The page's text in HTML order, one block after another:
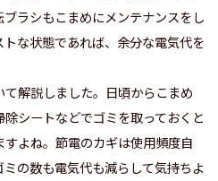
ラシもこまめにメンテナンスをし
な状態であれば、余分な電気代を
解説しました。日頃からこまめ
シートなどでゴミを取っておくと
よね。節電のカギは使用頻度自
の数も電気代も減らして気持ちよ